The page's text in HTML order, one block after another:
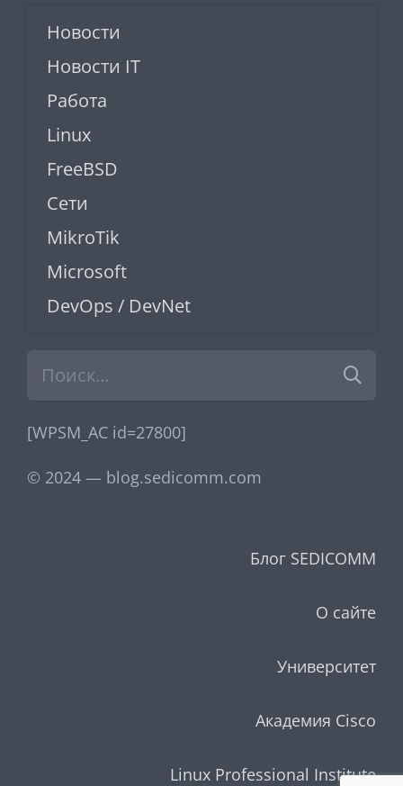
Новости
Новости IT
Работа
Linux
FreeBSD
Сети
MikroTik
Microsoft
DevOps / DevNet
[WPSM_AC id=27800]
© 2024 — blog.sedicomm.com
Блог SEDICOMM
О сайте
Университет
Академия Cisco
Linux Professional Institute